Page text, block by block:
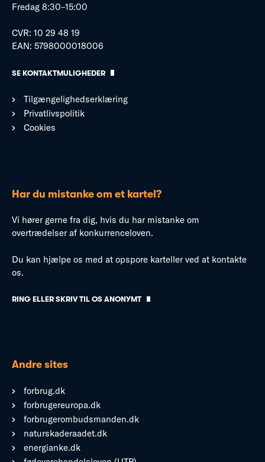
Fredag 8:30–15:00
CVR: 10 29 48 19
EAN: 5798000018006
SE KONTAKTMULIGHEDER
Tilgængelighedserklæring
Privatlivspolitik
Cookies
Har du mistanke om et kartel?
Vi hører gerne fra dig, hvis du har mistanke om
overtrædelser af konkurrenceloven.
Du kan hjælpe os med at opspore karteller ved at kontakte
os.
RING ELLER SKRIV TIL OS ANONYMT
Andre sites
forbrug.dk
forbrugereuropa.dk
forbrugerombudsmanden.dk
naturskaderaadet.dk
energianke.dk